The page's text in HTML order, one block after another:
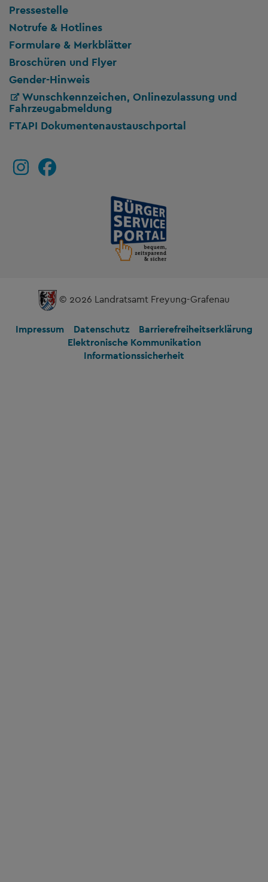
Pressestelle
Notrufe & Hotlines
Formulare & Merkblätter
Broschüren und Flyer
Gender-Hinweis
Wunschkennzeichen, Onlinezulassung und
Fahrzeugabmeldung
FTAPI Dokumentenaustauschportal
© 2026 Landratsamt Freyung-Grafenau
Impressum Datenschutz
Barrierefreiheitserklärung
Elektronische Kommunikation
Informationssicherheit